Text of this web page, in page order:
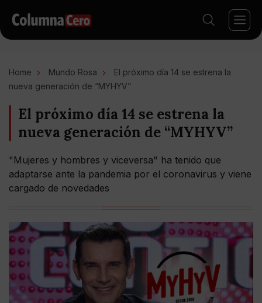
Home Mundo Rosa
El próximo día 14 se estrena la
nueva generación de “MYHYV”
El próximo día 14 se estrena la
nueva generación de “MYHYV”
"Mujeres y hombres y viceversa" ha tenido que
adaptarse ante la pandemia por el coronavirus y viene
cargado de novedades